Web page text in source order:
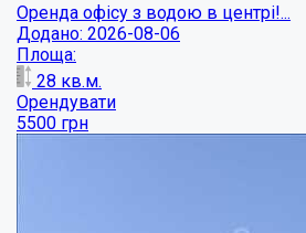
Оренда офісу з водою в центрі!...
Додано: 2026-08-06
Площа:
28 кв.м.
Орендувати
5500 грн